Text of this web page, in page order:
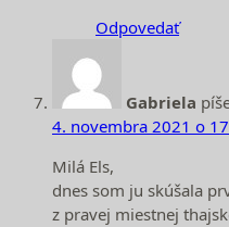
Odpovedať
Gabriela
4. novembra 2021 o
Milá Els,
dnes som ju skúšala
z pravej miestnej